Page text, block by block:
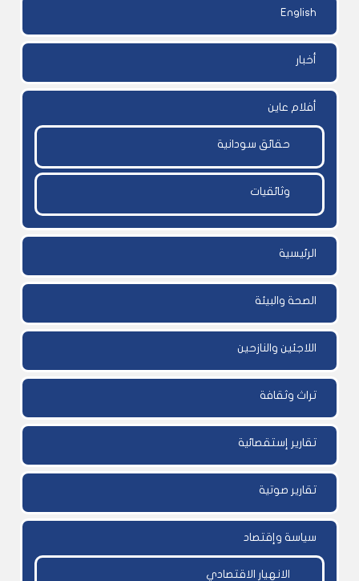
English
أخبار
أفلام عاين
حقائق سودانية
وثائقيات
الرئيسية
الصحة والبيئة
اللاجئين والنازحين
تراث وثقافة
تقارير إستقصائية
تقارير صوتية
سياسة وإقتصاد
الانهيار الاقتصادي